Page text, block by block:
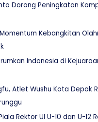
Dorong Peningkatan
Momentum Kebangkitan
Indonesia di
Atlet Wushu Kota Depok
Rektor UI U-10 dan U-12